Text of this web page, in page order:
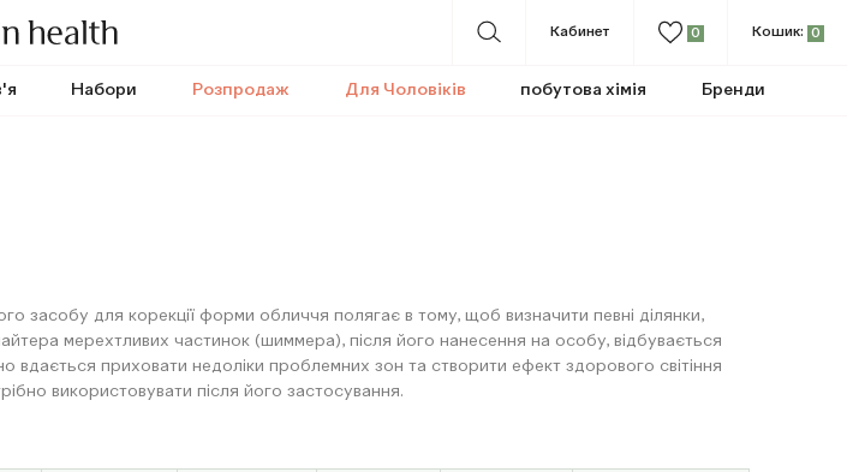
Набори Розпродаж Для Чоловіків побутова хімія Бренди
Кабинет 0 Кошик: 0
засобу для корекції форми обличчя полягає в тому, щоб визначити певні ділянки,
мерехтливих частинок (шиммера), після його нанесення на особу, відбувається
вдається приховати недоліки проблемних зон та створити ефект здорового світіння
використовувати після його застосування.